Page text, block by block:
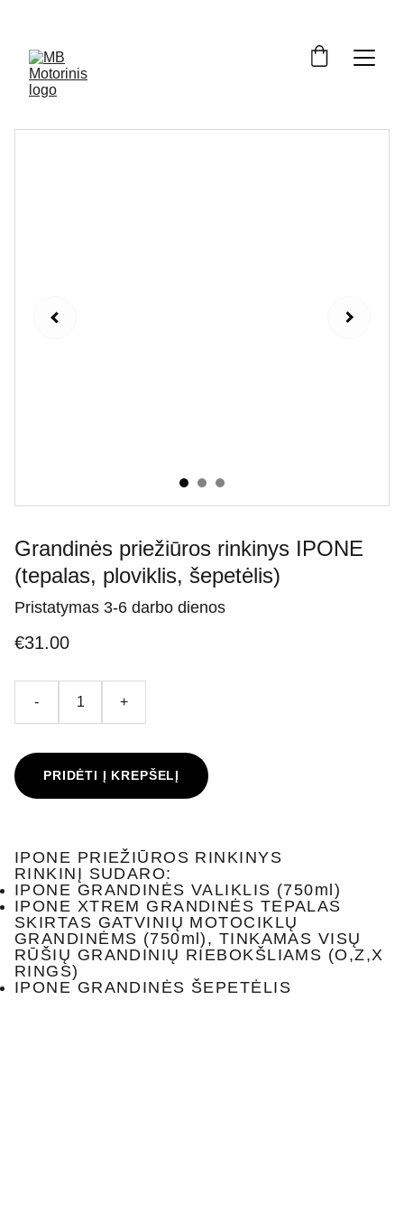
Grandinės priežiūros rinkinys IPONE
(tepalas, ploviklis, šepetėlis)
Pristatymas 3-6 darbo dienos
€31.00
- +
PRIDĖTI Į KREPŠELĮ
IPONE PRIEŽIŪROS RINKINYS
RINKINĮ SUDARO:
IPONE GRANDINĖS VALIKLIS (750ml)
IPONE XTREM GRANDINĖS TEPALAS
SKIRTAS GATVINIŲ MOTOCIKLŲ
GRANDINĖMS (750ml), TINKAMAS VISŲ
RŪŠIŲ GRANDINIŲ RIEBOKŠLIAMS (O,Z,X
RINGS)
IPONE GRANDINĖS ŠEPETĖLIS